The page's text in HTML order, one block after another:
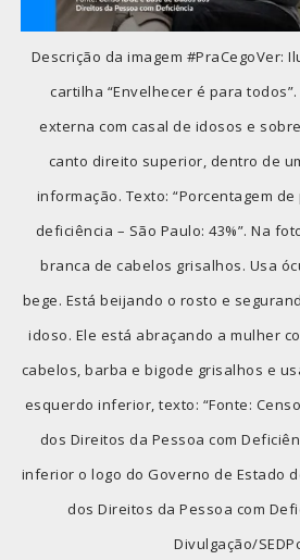
Descrição da imagem #PraCegoVer:
cartilha “Envelhecer é para
externa com casal de idosos e
canto direito superior, dentro de
informação. Texto: “Porcentagem
deficiência – São Paulo: 43%”. Na
branca de cabelos grisalhos. Usa
bege. Está beijando o rosto e
idoso. Ele está abraçando a mulher
cabelos, barba e bigode grisalhos e
esquerdo inferior, texto: “Fonte:
dos Direitos da Pessoa com
inferior o logo do Governo de Estado
dos Direitos da Pessoa com
Divulgação/